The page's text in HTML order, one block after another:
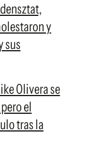
y
sus
Olivera se
el
tras la